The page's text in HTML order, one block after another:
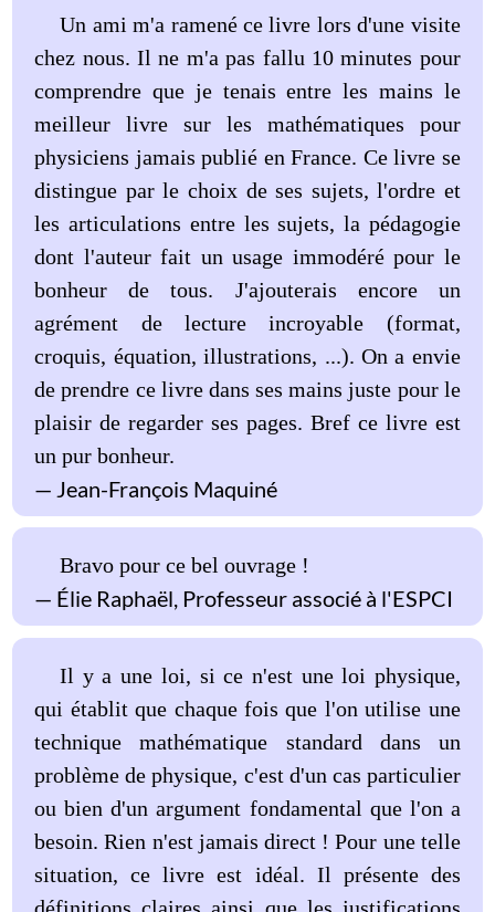
Un ami m'a ramené ce livre lors d'une visite
chez nous. Il ne m'a pas fallu 10 minutes pour
comprendre que je tenais entre les mains le
meilleur livre sur les mathématiques pour
physiciens jamais publié en France. Ce livre se
distingue par le choix de ses sujets, l'ordre et
les articulations entre les sujets, la pédagogie
dont l'auteur fait un usage immodéré pour le
bonheur de tous. J'ajouterais encore un
agrément de lecture incroyable (format,
croquis, équation, illustrations, ...). On a envie
de prendre ce livre dans ses mains juste pour le
plaisir de regarder ses pages. Bref ce livre est
un pur bonheur.
Jean-François Maquiné
Bravo pour ce bel ouvrage !
Élie Raphaël, Professeur associé à l'ESPCI
Il y a une loi, si ce n'est une loi physique,
qui établit que chaque fois que l'on utilise une
technique mathématique standard dans un
problème de physique, c'est d'un cas particulier
ou bien d'un argument fondamental que l'on a
besoin. Rien n'est jamais direct ! Pour une telle
situation, ce livre est idéal. Il présente des